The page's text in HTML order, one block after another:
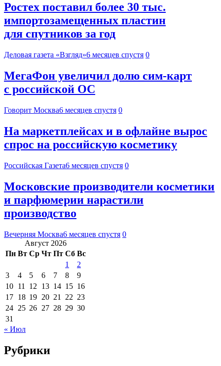
Ростех поставил более 30 тыс.
импортозамещенных пластин
для спутников за год
Деловая газета «Взгляд»6 месяцев спустя 0
МегаФон увеличил долю сим‑карт
с российской ОС
Говорит Москва6 месяцев спустя 0
На маркетплейсах и в офлайне вырос
спрос на российскую косметику
Российская Газета6 месяцев спустя 0
Московские производители косметики
и парфюмерии нарастили
производство
Вечерняя Москва6 месяцев спустя 0
Август 2026
Пн Вт Ср Чт Пт Сб Вс
1
2
3
4 5 6 7 8
9
10 11 12 13 14 15 16
17 18 19 20 21 22 23
24 25 26 27 28 29 30
31
« Июл
Рубрики